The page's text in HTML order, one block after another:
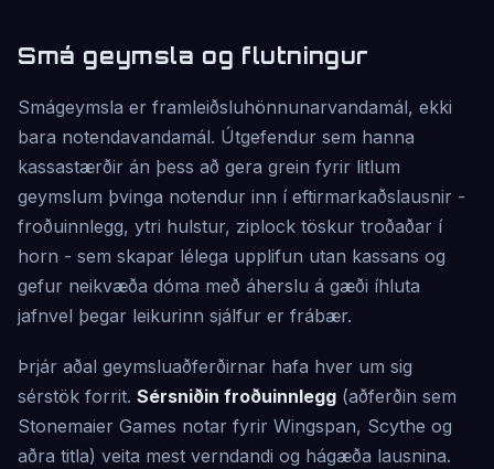
Smá geymsla og flutningur
Smágeymsla er framleiðsluhönnunarvandamál, ekki
bara notendavandamál. Útgefendur sem hanna
kassastærðir án þess að gera grein fyrir litlum
geymslum þvinga notendur inn í eftirmarkaðslausnir -
froðuinnlegg, ytri hulstur, ziplock töskur troðaðar í
horn - sem skapar lélega upplifun utan kassans og
gefur neikvæða dóma með áherslu á gæði íhluta
jafnvel þegar leikurinn sjálfur er frábær.
Þrjár aðal geymsluaðferðirnar hafa hver um sig
sérstök forrit. Sérsniðin froðuinnlegg (aðferðin sem
Stonemaier Games notar fyrir Wingspan, Scythe og
aðra titla) veita mest verndandi og hágæða lausnina.